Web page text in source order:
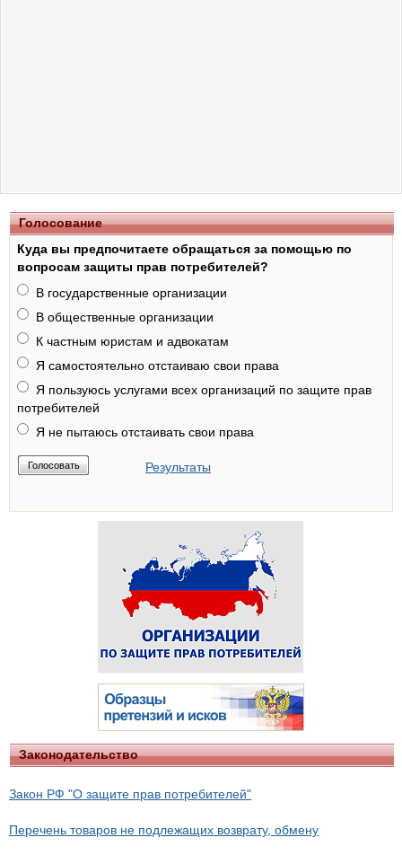
Голосование
Куда вы предпочитаете обращаться за помощью по
вопросам защиты прав потребителей?
В государственные организации
В общественные организации
К частным юристам и адвокатам
Я самостоятельно отстаиваю свои права
Я пользуюсь услугами всех организаций по защите прав
потребителей
Я не пытаюсь отстаивать свои права
Результаты
Законодательство
Закон РФ "О защите прав потребителей"
Перечень товаров не подлежащих возврату, обмену